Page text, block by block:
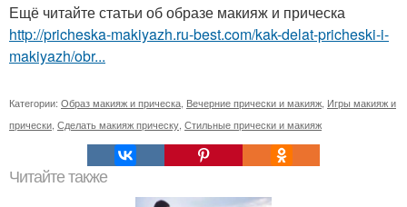
Ещё читайте статьи об образе макияж и прическа
http://pricheska-makiyazh.ru-best.com/kak-delat-pricheski-i-
makiyazh/obr...
Категории: Образ макияж и прическа Вечерние прически и макияж Игры макияж и
прически Сделать макияж прическу Стильные прически и макияж
Читайте также